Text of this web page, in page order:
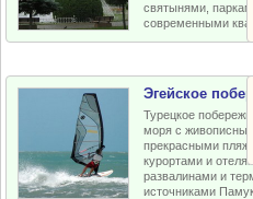
святынями,
современными
Эгейское
Турецкое
моря с
прекрасными
курортами и
развалинами и
источниками